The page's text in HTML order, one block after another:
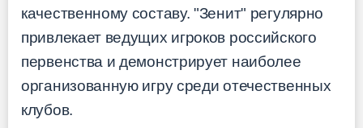
качественному составу. "Зенит" регулярно
привлекает ведущих игроков российского
первенства и демонстрирует наиболее
организованную игру среди отечественных
клубов.